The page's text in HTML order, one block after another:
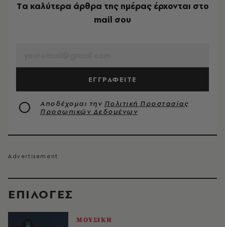
EΠΙΛΟΓΈΣ
ΜΟΥΣΙΚΗ
Tα καλύτερα άρθρα της ημέρας έρχονται στο
mail σου
ΕΓΓΡΑΦΕΙΤΕ
Αποδέχομαι την Πολιτική Προστασίας
Προσωπικών Δεδομένων